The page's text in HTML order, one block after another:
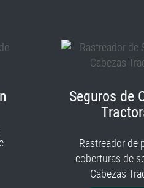
Seguros de
Rastreador de
coberturas de
Cabezas